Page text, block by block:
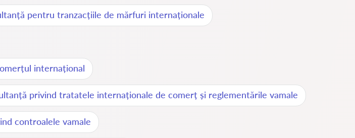
pentru tranzacțiile de mărfuri internaționale
internațional
privind tratatele internaționale de comerț și reglementările vamale
controalele vamale